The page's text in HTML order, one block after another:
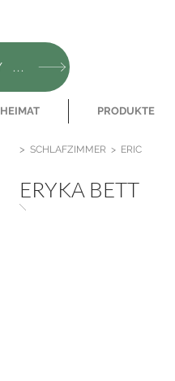
OFICJALNY SKLEP CAMFERO
HEIMAT PRODUKTE
> SCHLAFZIMMER > ERIC
ERYKA BETT